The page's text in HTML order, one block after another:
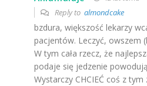
Reply to almondcake
bzdura, większość lekarzy
pacjentów. Leczyć, owszem
W tym cała rzecz, że
podaje się jedzenie
Wystarczy CHCIEĆ coś z tym